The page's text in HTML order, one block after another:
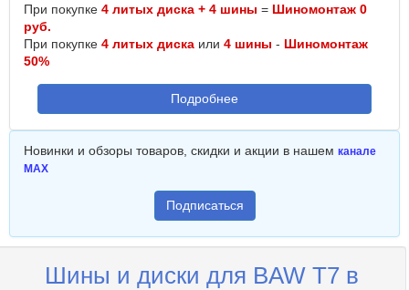
При покупке 4 литых диска + 4 шины = Шиномонтаж 0
руб.
При покупке 4 литых диска или 4 шины - Шиномонтаж
50%
Подробнее
Новинки и обзоры товаров, скидки и акции в нашем канале
MAX
Подписаться
Шины и диски для BAW T7 в